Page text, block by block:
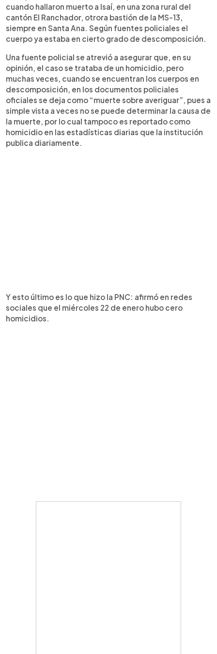
cuando hallaron muerto a Isaí, en una zona rural del
cantón El Ranchador, otrora bastión de la MS-13,
siempre en Santa Ana. Según fuentes policiales el
cuerpo ya estaba en cierto grado de descomposición.
Una fuente policial se atrevió a asegurar que, en su
opinión, el caso se trataba de un homicidio, pero
muchas veces, cuando se encuentran los cuerpos en
descomposición, en los documentos policiales
oficiales se deja como “muerte sobre averiguar”, pues a
simple vista a veces no se puede determinar la causa de
la muerte, por lo cual tampoco es reportado como
homicidio en las estadísticas diarias que la institución
publica diariamente.
Y esto último es lo que hizo la PNC: afirmó en redes
sociales que el miércoles 22 de enero hubo cero
homicidios.